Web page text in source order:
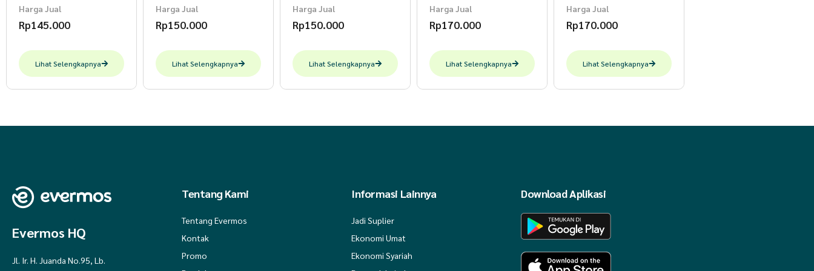
▪️Dobby Zafiera Printing Exclusive
BAHAN
▪️Ceruty Babydoll Printing Exclusive (Outer)
▪️Lengan pendek available size XS-5XL; lengan panjang available XS-3XL
▪️Saku Passepoille pada bagian dada sebelah kiri
Harga Jual
Rp145.000
Lihat Selengkapnya
Harga Jual
Rp150.000
Lihat Selengkapnya
Harga Jual
Rp150.000
Lihat Selengkapnya
Harga Jual
Rp170.000
Lihat Selengkapnya
Harga Jual
Rp170.000
Lihat Selengkapnya
Evermos HQ
Jl. Ir. H. Juanda No.95, Lb.
Tentang Kami
Tentang Evermos
Kontak
Promo
Informasi Lainnya
Jadi Suplier
Ekonomi Umat
Ekonomi Syariah
Download Aplikasi